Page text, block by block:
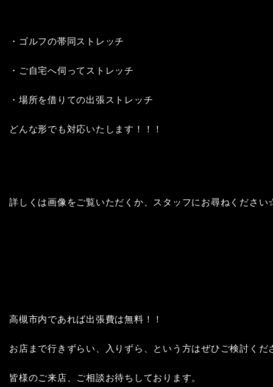
・ゴルフの帯同ストレッチ
・ご自宅へ伺ってストレッチ
・場所を借りての出張ストレッチ
どんな形でも対応いたします！！！
詳しくは画像をご覧いただくか、スタッフにお尋ねくださ
高槻市内であれば出張費は無料！！
お店まで行きずらい、入りずら、という方はぜひご検討くだ
皆様のご来店、ご相談お待ちしております。